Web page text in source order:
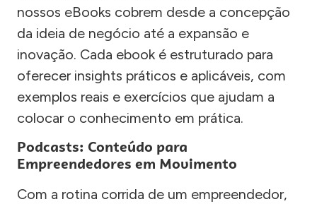
nossos eBooks cobrem desde a concepção
da ideia de negócio até a expansão e
inovação. Cada ebook é estruturado para
oferecer insights práticos e aplicáveis, com
exemplos reais e exercícios que ajudam a
colocar o conhecimento em prática.
Podcasts: Conteúdo para
Empreendedores em Movimento
Com a rotina corrida de um empreendedor,